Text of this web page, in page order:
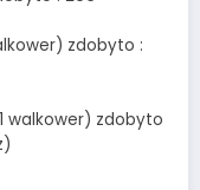
zdobyto :
walkower) zdobyto